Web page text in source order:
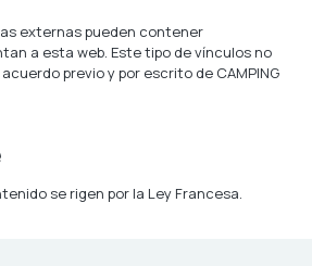
externas pueden contener
a esta web. Este tipo de vínculos no
previo y por escrito de CAMPING
se rigen por la Ley Francesa.